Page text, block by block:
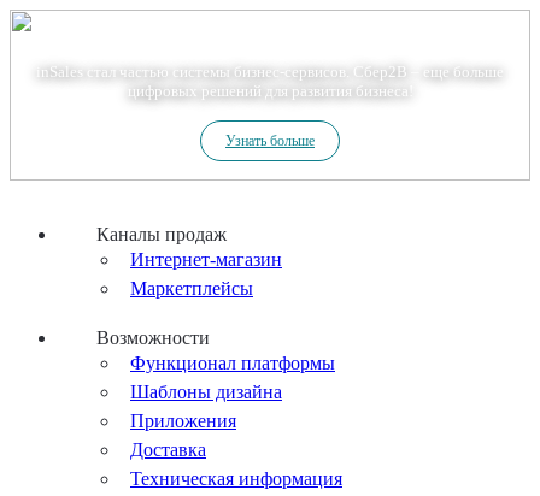
inSales стал частью системы бизнес-сервисов. Сбер2В – еще больше
цифровых решений для развития бизнеса!
Узнать больше
Каналы продаж
Интернет-магазин
Маркетплейсы
Возможности
Функционал платформы
Шаблоны дизайна
Приложения
Доставка
Техническая информация